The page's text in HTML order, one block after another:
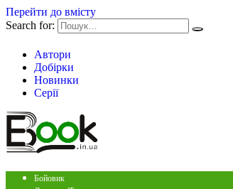
Перейти до вмісту
Search for:
Автори
Добірки
Новинки
Серії
Бойовик